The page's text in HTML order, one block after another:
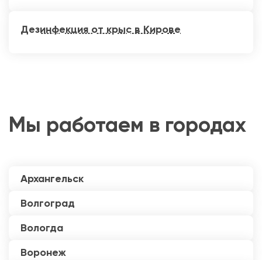
Дезинфекция от крыс в Кирове
Мы работаем в городах
Архангельск
Волгоград
Вологда
Воронеж